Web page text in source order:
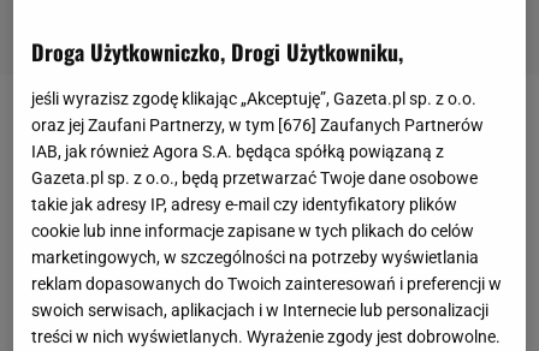
Najlepszym rozgrywającymturniejuuznano
zawodnikaMKS-u Będzin, Łukasza Kozuba. Świetne
występy Bartosza Kwolka pomogły mu zająć
pierwsze miejsce w klasyfikacji najlepszych
przyjmujących. Na MVP, czyli najbardziej
wartościowego zawodnika całej imprezy wybrano
naszego kapitana, Jakuba Kochanowskiego.
Droga Użytkowniczko, Drogi Użytkowniku,
jeśli wyrazisz zgodę klikając „Akceptuję”, Gazeta.pl sp. z o.o.
oraz jej Zaufani Partnerzy, w tym [676] Zaufanych Partnerów
IAB, jak również Agora S.A. będąca spółką powiązaną z
Gazeta.pl sp. z o.o., będą przetwarzać Twoje dane osobowe
takie jak adresy IP, adresy e-mail czy identyfikatory plików
cookie lub inne informacje zapisane w tych plikach do celów
marketingowych, w szczególności na potrzeby wyświetlania
reklam dopasowanych do Twoich zainteresowań i preferencji w
swoich serwisach, aplikacjach i w Internecie lub personalizacji
treści w nich wyświetlanych. Wyrażenie zgody jest dobrowolne.